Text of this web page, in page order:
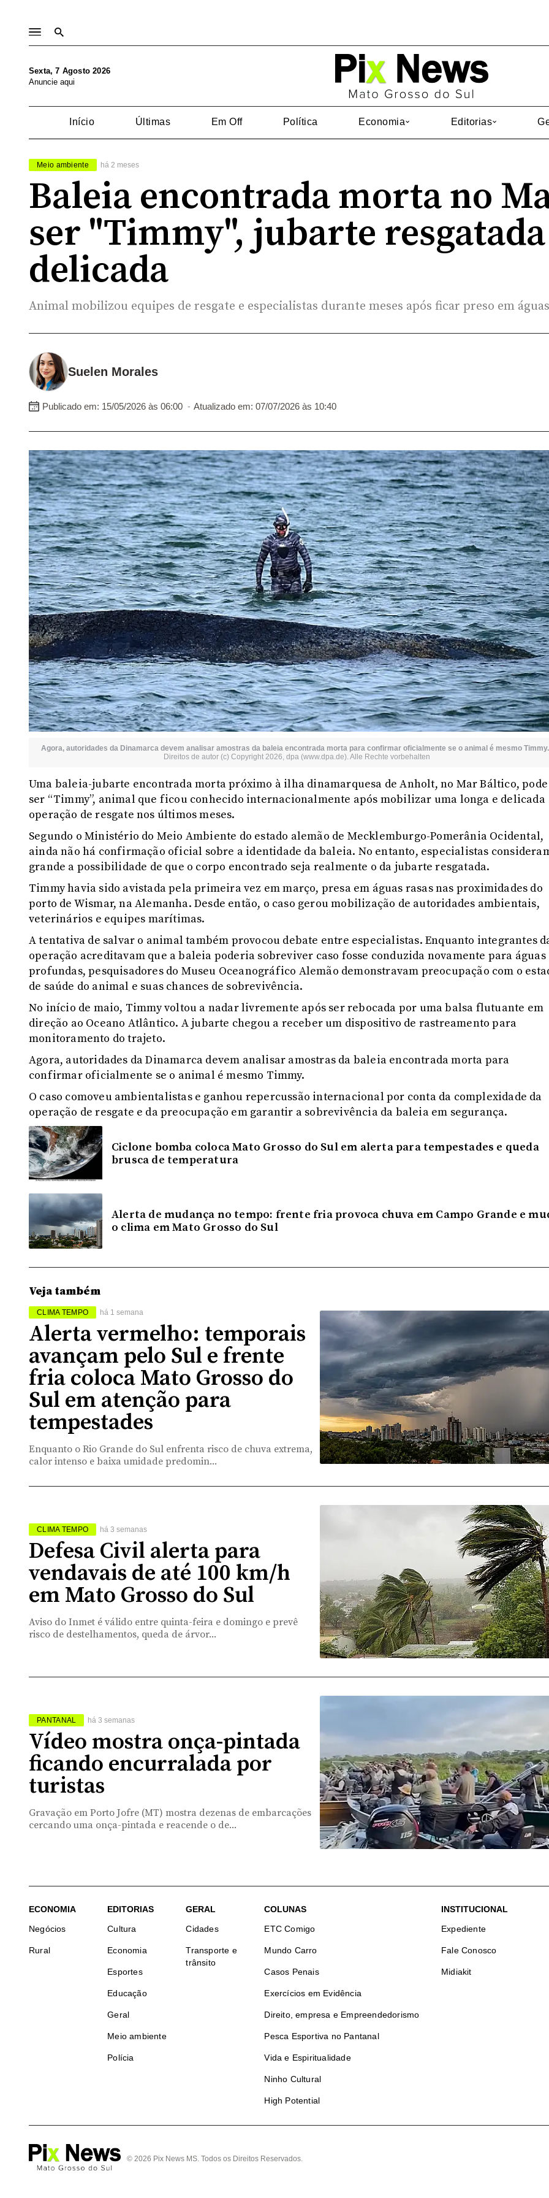
Sexta, 7 Agosto 2026
Anuncie aqui
Início Últimas Em Off Política Economia Editorias
Meio ambiente há 2 meses
Baleia encontrada morta no
ser "Timmy", jubarte
delicada
Animal mobilizou equipes de resgate e especialistas durante meses após ficar preso em
Suelen Morales
Publicado em: 15/05/2026 às 06:00 - Atualizado em: 07/07/2026 às 10:40
Agora, autoridades da Dinamarca devem analisar amostras da baleia encontrada morta para confirmar oficialmente se o animal é mesmo
Direitos de autor (c) Copyright 2026, dpa (www.dpa.de). Alle Rechte vorbehalten
Uma baleia-jubarte encontrada morta próximo à ilha dinamarquesa de Anholt, no Mar Báltico, pode
ser “Timmy”, animal que ficou conhecido internacionalmente após mobilizar uma longa e delicada
operação de resgate nos últimos meses.
Segundo o Ministério do Meio Ambiente do estado alemão de Mecklemburgo-Pomerânia Ocidental,
ainda não há confirmação oficial sobre a identidade da baleia. No entanto, especialistas
grande a possibilidade de que o corpo encontrado seja realmente o da jubarte resgatada.
Timmy havia sido avistada pela primeira vez em março, presa em águas rasas nas proximidades do
porto de Wismar, na Alemanha. Desde então, o caso gerou mobilização de autoridades ambientais,
veterinários e equipes marítimas.
A tentativa de salvar o animal também provocou debate entre especialistas. Enquanto integrantes
operação acreditavam que a baleia poderia sobreviver caso fosse conduzida novamente para águas
profundas, pesquisadores do Museu Oceanográfico Alemão demonstravam preocupação com o
de saúde do animal e suas chances de sobrevivência.
No início de maio, Timmy voltou a nadar livremente após ser rebocada por uma balsa flutuante em
direção ao Oceano Atlântico. A jubarte chegou a receber um dispositivo de rastreamento para
monitoramento do trajeto.
Agora, autoridades da Dinamarca devem analisar amostras da baleia encontrada morta para
confirmar oficialmente se o animal é mesmo Timmy.
O caso comoveu ambientalistas e ganhou repercussão internacional por conta da complexidade da
operação de resgate e da preocupação em garantir a sobrevivência da baleia em segurança.
Ciclone bomba coloca Mato Grosso do Sul em alerta para tempestades e queda
brusca de temperatura
Alerta de mudança no tempo: frente fria provoca chuva em Campo Grande e
o clima em Mato Grosso do Sul
Veja também
CLIMA TEMPO há 1 semana
Alerta vermelho: temporais
avançam pelo Sul e frente
fria coloca Mato Grosso do
Sul em atenção para
tempestades
Enquanto o Rio Grande do Sul enfrenta risco de chuva extrema,
calor intenso e baixa umidade predomin...
CLIMA TEMPO há 3 semanas
Defesa Civil alerta para
vendavais de até 100 km/h
em Mato Grosso do Sul
Aviso do Inmet é válido entre quinta-feira e domingo e prevê
risco de destelhamentos, queda de árvor...
PANTANAL há 3 semanas
Vídeo mostra onça-pintada
ficando encurralada por
turistas
Gravação em Porto Jofre (MT) mostra dezenas de embarcações
cercando uma onça-pintada e reacende o de...
ECONOMIA
Negócios
Rural
EDITORIAS
Cultura
Economia
Esportes
Educação
Geral
Meio ambiente
Polícia
GERAL
Cidades
Transporte e
trânsito
COLUNAS
ETC Comigo
Mundo Carro
Casos Penais
Exercícios em Evidência
Direito, empresa e Empreendedorismo
Pesca Esportiva no Pantanal
Vida e Espiritualidade
Ninho Cultural
High Potential
INSTITUCIONAL
Expediente
Fale Conosco
Midiakit
© 2026 Pix News MS. Todos os Direitos Reservados.